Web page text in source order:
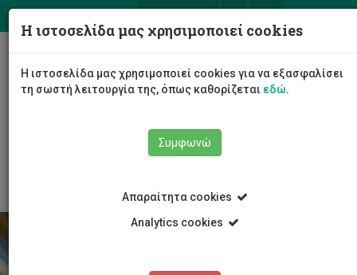
Κέντρο Γλωσσών
Προσφερόμενα Μαθήματα
Για το ευρύ κοινό
Η ιστοσελίδα μας χρησιμοποιεί cookies
Η ιστοσελίδα μας χρησιμοποιεί cookies για να εξασφαλίσει
τη σωστή λειτουργία της, όπως καθορίζεται εδώ.
Συμφωνώ
Απαραίτητα cookies
Analytics cookies